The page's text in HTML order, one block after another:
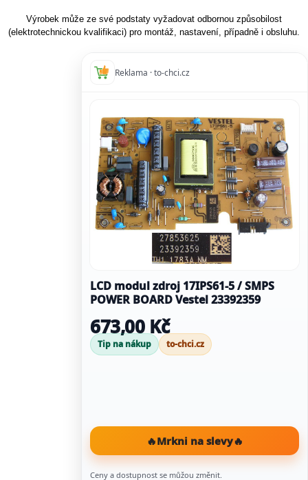
Výrobek může ze své podstaty vyžadovat odbornou způsobilost
(elektrotechnickou kvalifikaci) pro montáž, nastavení, případně i obsluhu.
Reklama · to-chci.cz
LCD modul zdroj 17IPS61-5 / SMPS
POWER BOARD Vestel 23392359
673,00 Kč
Tip na nákup to-chci.cz
🔥Mrkni na slevy🔥
Ceny a dostupnost se můžou změnit.